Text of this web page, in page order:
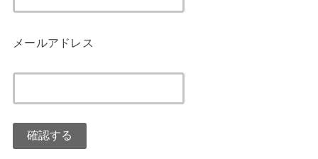
メールアドレス